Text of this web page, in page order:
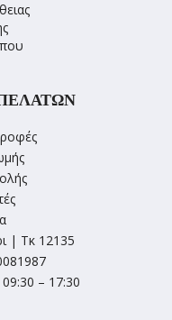
| Τκ 12135
– 17:30